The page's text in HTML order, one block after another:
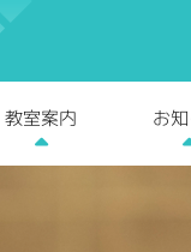
教室案内 お